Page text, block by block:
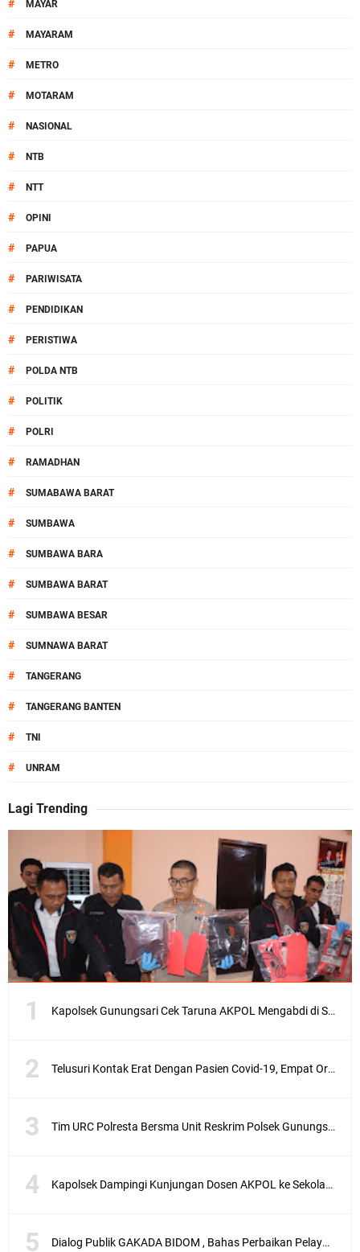
# MAYAR
# MAYARAM
# METRO
# MOTARAM
# NASIONAL
# NTB
# NTT
# OPINI
# PAPUA
# PARIWISATA
# PENDIDIKAN
# PERISTIWA
# POLDA NTB
# POLITIK
# POLRI
# RAMADHAN
# SUMABAWA BARAT
# SUMBAWA
# SUMBAWA BARA
# SUMBAWA BARAT
# SUMBAWA BESAR
# SUMNAWA BARAT
# TANGERANG
# TANGERANG BANTEN
# TNI
# UNRAM
Lagi Trending
Kapolsek Gunungsari Cek Taruna AKPOL Mengabdi di SRD 4
Telusuri Kontak Erat Dengan Pasien Covid-19, Empat Orang di Desa Kedaro Sekotong Dirapid
Tim URC Polresta Bersma Unit Reskrim Polsek Gunungsari Tangkap Pelaku Curanmor
Kapolsek Dampingi Kunjungan Dosen AKPOL ke Sekolah Rakyat Gunungsari
Dialog Publik GAKADA BIDOM , Bahas Perbaikan Pelayanan Medis di NTB